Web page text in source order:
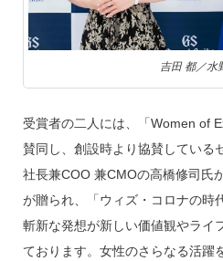
吉田 都／水
受賞者の二人には、「Women of
賛同し、創設時より協賛している
社長兼COO 兼CMOの高橋修司氏
が贈られ、「ウィズ・コロナの時
斬新な発想が新しい価値観やライ
ております。女性のさらなる活躍